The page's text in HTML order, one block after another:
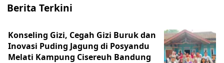
Berita Terkini
Konseling Gizi, Cegah Gizi Buruk dan
Inovasi Puding Jagung di Posyandu
Melati Kampung Cisereuh Bandung